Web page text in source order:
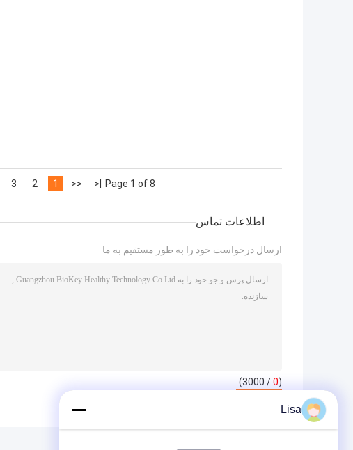
Page 1 of 8
|<
<<
1
2
3
اطلاعات تماس
ارسال درخواست خود را به طور مستقیم به ما
(
0
/ 3000)
Lisa